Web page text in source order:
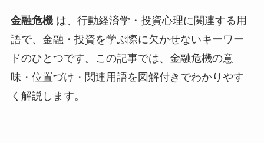
金融危機は、行動経済学・投資心理に関連する用
語で、金融・投資を学ぶ際に欠かせないキーワー
ドのひとつです。この記事では、金融危機の意
味・位置づけ・関連用語を図解付きでわかりやす
く解説します。